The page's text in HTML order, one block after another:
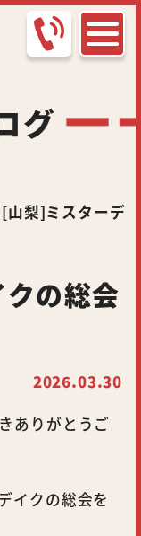
グ
[山梨]ミスターデ
の総会
2026.03.30
ありがとうご
イクの総会を